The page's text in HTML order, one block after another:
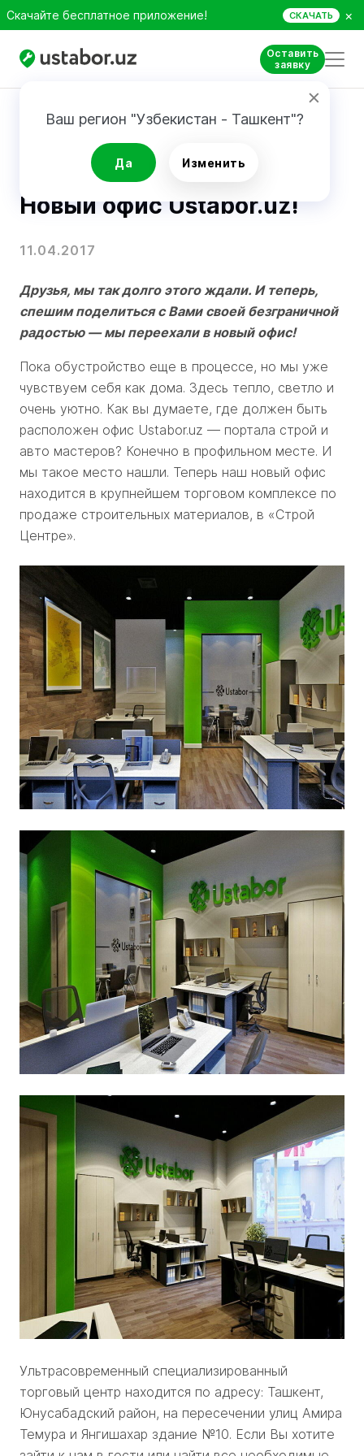
Скачайте бесплатное приложение! СКАЧАТЬ ×
Оставить
заявку
Ваш регион "Узбекистан - Ташкент"?
Да Изменить
Об Ustabor
Новый офис Ustabor.uz!
11.04.2017
Друзья, мы так долго этого ждали. И теперь,
спешим поделиться с Вами своей безграничной
радостью — мы переехали в новый офис!
Пока обустройство еще в процессе, но мы уже
чувствуем себя как дома. Здесь тепло, светло и
очень уютно. Как вы думаете, где должен быть
расположен офис Ustabor.uz — портала строй и
авто мастеров? Конечно в профильном месте. И
мы такое место нашли. Теперь наш новый офис
находится в крупнейшем торговом комплексе по
продаже строительных материалов, в «Строй
Центре».
Ультрасовременный специализированный
торговый центр находится по адресу: Ташкент,
Юнусабадский район, на пересечении улиц Амира
Темура и Янгишахар здание №10. Если Вы хотите